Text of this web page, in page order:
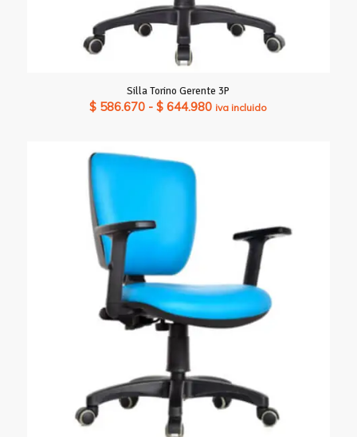
Silla Torino Gerente 3P
$ 586.670 - $ 644.980Rango
iva incluido